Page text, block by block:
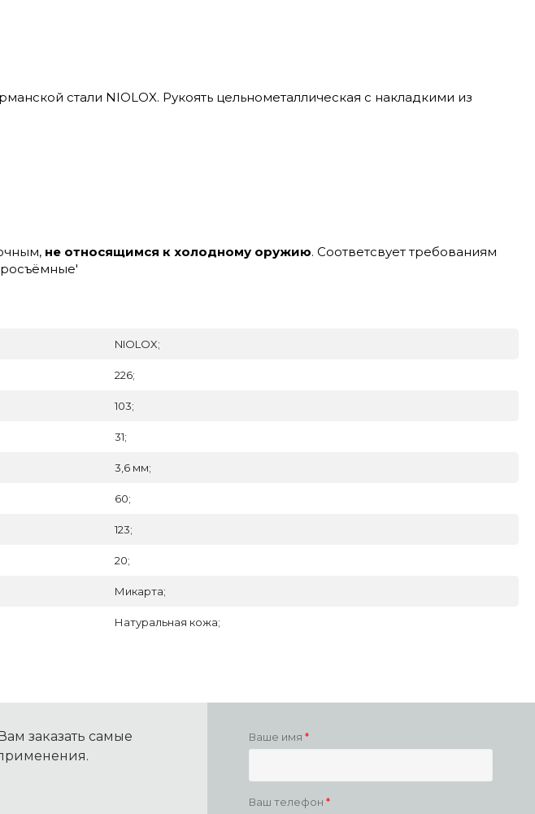
стали NIOLOX. Рукоять цельнометаллическая с накладкими из
не относящимся к холодному оружию. Соответсвует требованиям
NIOLOX;
226;
103;
31;
3,6 мм;
60;
123;
20;
Микарта;
Натуральная кожа;
заказать самые
Ваше имя
Ваш телефон